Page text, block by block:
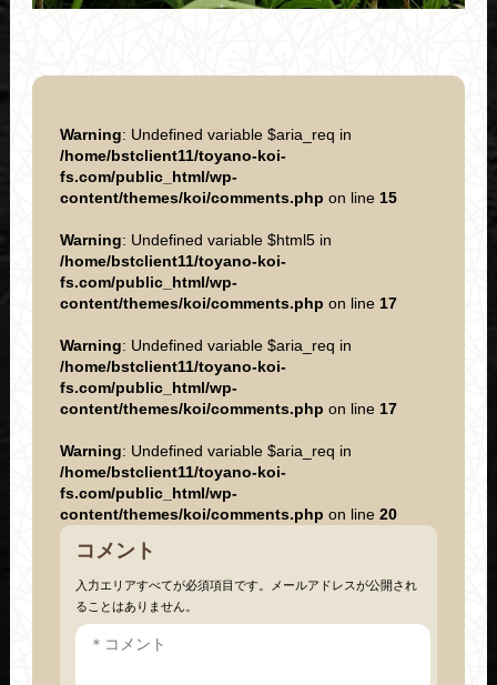
Warning: Undefined variable $aria_req in
/home/bstclient11/toyano-koi-
fs.com/public_html/wp-
content/themes/koi/comments.php on line 15
Warning: Undefined variable $html5 in
/home/bstclient11/toyano-koi-
fs.com/public_html/wp-
content/themes/koi/comments.php on line 17
Warning: Undefined variable $aria_req in
/home/bstclient11/toyano-koi-
fs.com/public_html/wp-
content/themes/koi/comments.php on line 17
Warning: Undefined variable $aria_req in
/home/bstclient11/toyano-koi-
fs.com/public_html/wp-
content/themes/koi/comments.php on line 20
コメント
入力エリアすべてが必須項目です。メールアドレスが公開され
ることはありません。